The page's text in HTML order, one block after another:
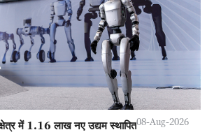
में 1.16 लाख नए उद्यम स्थापित08-Aug-2026